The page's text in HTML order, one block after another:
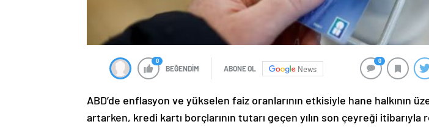
0
BEĞENDİM ABONE OL News
0
ABD’de enflasyon ve yükselen faiz oranlarının etkisiyle hane halkının
artarken, kredi kartı borçlarının tutarı geçen yılın son çeyreği itibarıyla